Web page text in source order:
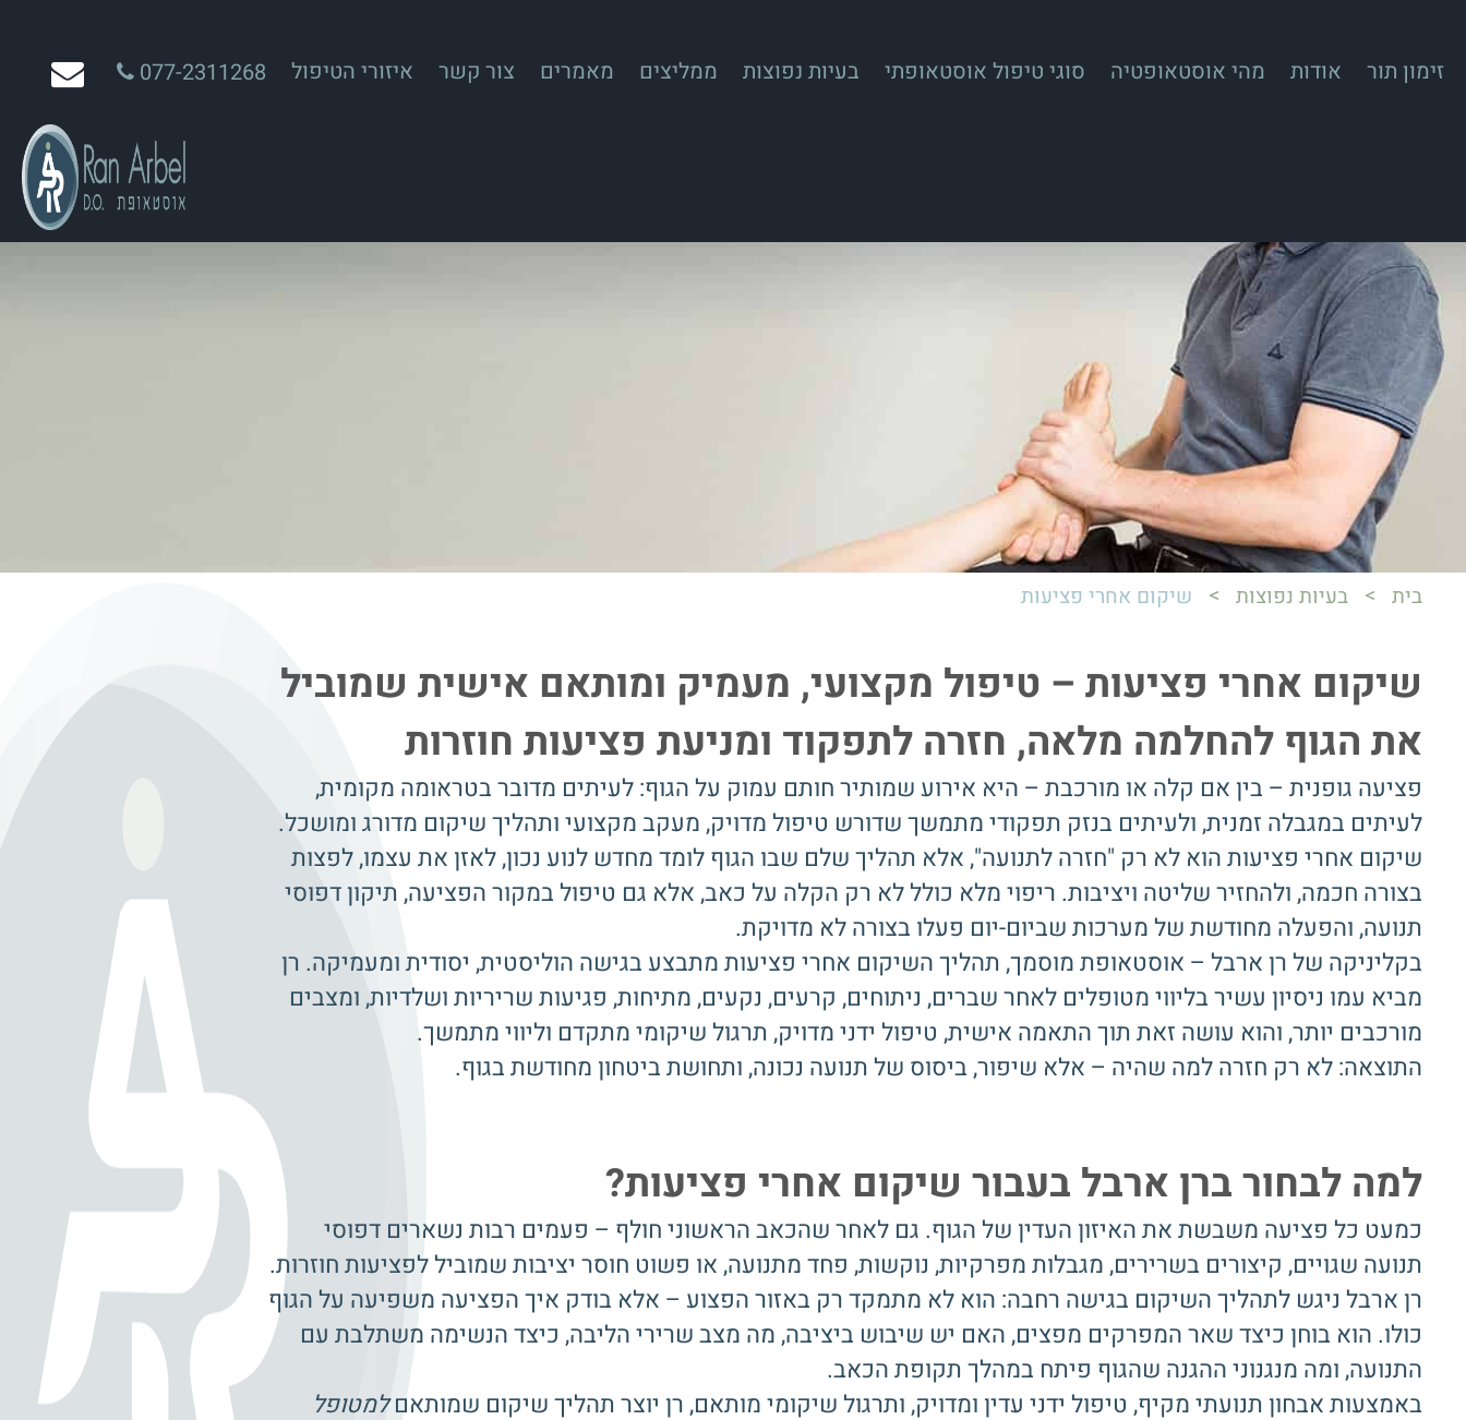
זימון תור אודות מהי אוסטאופטיה סוגי טיפול אוסטאופתי בעיות נפוצות ממליצים מאמרים צור קשר איזורי הטיפול 077-2311268
בית > בעיות נפוצות > שיקום אחרי פציעות
שיקום אחרי פציעות – טיפול מקצועי, מעמיק ומותאם אישית שמוביל
את הגוף להחלמה מלאה, חזרה לתפקוד ומניעת פציעות חוזרות
פציעה גופנית – בין אם קלה או מורכבת – היא אירוע שמותיר חותם עמוק על הגוף: לעיתים מדובר בטראומה מקומית,
לעיתים במגבלה זמנית, ולעיתים בנזק תפקודי מתמשך שדורש טיפול מדויק, מעקב מקצועי ותהליך שיקום מדורג ומושכל.
שיקום אחרי פציעות הוא לא רק "חזרה לתנועה", אלא תהליך שלם שבו הגוף לומד מחדש לנוע נכון, לאזן את עצמו, לפצות
בצורה חכמה, ולהחזיר שליטה ויציבות. ריפוי מלא כולל לא רק הקלה על כאב, אלא גם טיפול במקור הפציעה, תיקון דפוסי
תנועה, והפעלה מחודשת של מערכות שביום-יום פעלו בצורה לא מדויקת.
בקליניקה של רן ארבל – אוסטאופת מוסמך, תהליך השיקום אחרי פציעות מתבצע בגישה הוליסטית, יסודית ומעמיקה. רן
מביא עמו ניסיון עשיר בליווי מטופלים לאחר שברים, ניתוחים, קרעים, נקעים, מתיחות, פגיעות שריריות ושלדיות, ומצבים
מורכבים יותר, והוא עושה זאת תוך התאמה אישית, טיפול ידני מדויק, תרגול שיקומי מתקדם וליווי מתמשך.
התוצאה: לא רק חזרה למה שהיה – אלא שיפור, ביסוס של תנועה נכונה, ותחושת ביטחון מחודשת בגוף.
למה לבחור ברן ארבל בעבור שיקום אחרי פציעות?
כמעט כל פציעה משבשת את האיזון העדין של הגוף. גם לאחר שהכאב הראשוני חולף – פעמים רבות נשארים דפוסי
תנועה שגויים, קיצורים בשרירים, מגבלות מפרקיות, נוקשות, פחד מתנועה, או פשוט חוסר יציבות שמוביל לפציעות חוזרות.
רן ארבל ניגש לתהליך השיקום בגישה רחבה: הוא לא מתמקד רק באזור הפצוע – אלא בודק איך הפציעה משפיעה על הגוף
כולו. הוא בוחן כיצד שאר המפרקים מפצים, האם יש שיבוש ביציבה, מה מצב שרירי הליבה, כיצד הנשימה משתלבת עם
התנועה, ומה מנגנוני ההגנה שהגוף פיתח במהלך תקופת הכאב.
באמצעות אבחון תנועתי מקיף, טיפול ידני עדין ומדויק, ותרגול שיקומי מותאם, רן יוצר תהליך שיקום שמותאםלמטופל